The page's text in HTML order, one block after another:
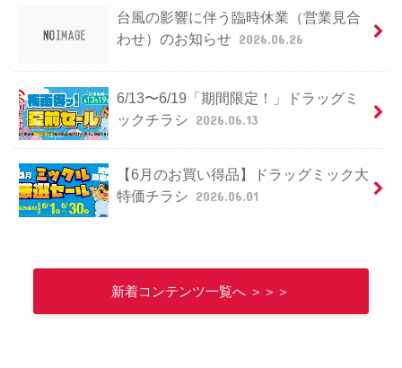
台風の影響に伴う臨時休業（営業見合
わせ）のお知らせ 2026.06.26
6/13〜6/19「期間限定！」ドラッグミ
ックチラシ 2026.06.13
【6月のお買い得品】ドラッグミック大
特価チラシ 2026.06.01
新着コンテンツ一覧へ ＞＞＞